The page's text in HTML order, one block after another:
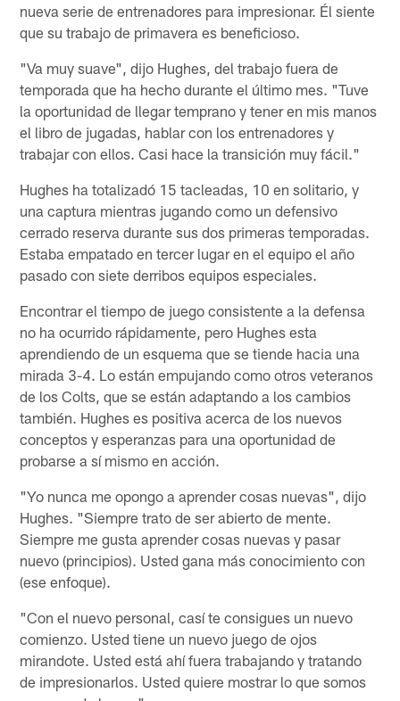
nueva serie de entrenadores para impresionar. Él siente
que su trabajo de primavera es beneficioso.
"Va muy suave", dijo Hughes, del trabajo fuera de
temporada que ha hecho durante el último mes. "Tuve
la oportunidad de llegar temprano y tener en mis manos
el libro de jugadas, hablar con los entrenadores y
trabajar con ellos. Casi hace la transición muy fácil."
Hughes ha totalizadó 15 tacleadas, 10 en solitario, y
una captura mientras jugando como un defensivo
cerrado reserva durante sus dos primeras temporadas.
Estaba empatado en tercer lugar en el equipo el año
pasado con siete derribos equipos especiales.
Encontrar el tiempo de juego consistente a la defensa
no ha ocurrido rápidamente, pero Hughes esta
aprendiendo de un esquema que se tiende hacia una
mirada 3-4. Lo están empujando como otros veteranos
de los Colts, que se están adaptando a los cambios
también. Hughes es positiva acerca de los nuevos
conceptos y esperanzas para una oportunidad de
probarse a sí mismo en acción.
"Yo nunca me opongo a aprender cosas nuevas", dijo
Hughes. "Siempre trato de ser abierto de mente.
Siempre me gusta aprender cosas nuevas y pasar
nuevo (principios). Usted gana más conocimiento con
(ese enfoque).
"Con el nuevo personal, casí te consigues un nuevo
comienzo. Usted tiene un nuevo juego de ojos
mirandote. Usted está ahí fuera trabajando y tratando
de impresionarlos. Usted quiere mostrar lo que somos